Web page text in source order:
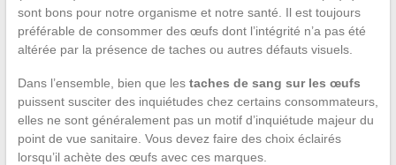
sont bons pour notre organisme et notre santé. Il est toujours
préférable de consommer des œufs dont l’intégrité n’a pas été
altérée par la présence de taches ou autres défauts visuels.
Dans l’ensemble, bien que les taches de sang sur les œufs
puissent susciter des inquiétudes chez certains consommateurs,
elles ne sont généralement pas un motif d’inquiétude majeur du
point de vue sanitaire. Vous devez faire des choix éclairés
lorsqu’il achète des œufs avec ces marques.